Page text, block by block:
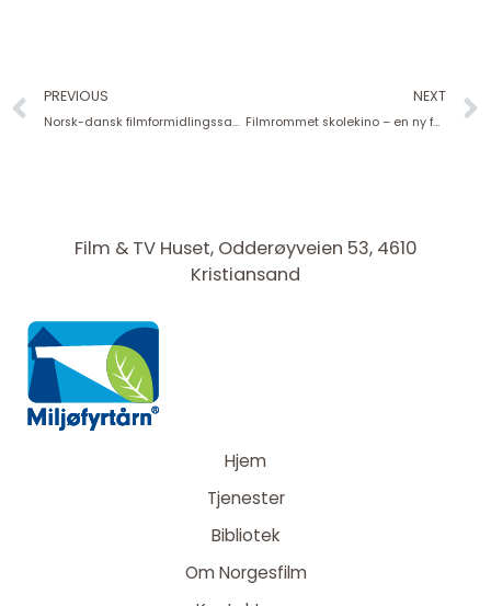
Prev
PREVIOUS
Norsk-dansk filmformidlingssamarbeid
NEXT
Filmrommet skolekino – en ny formidlingstjeneste for skolekino
Film & TV Huset, Odderøyveien 53, 4610
Kristiansand
Hjem
Tjenester
Bibliotek
Om Norgesfilm